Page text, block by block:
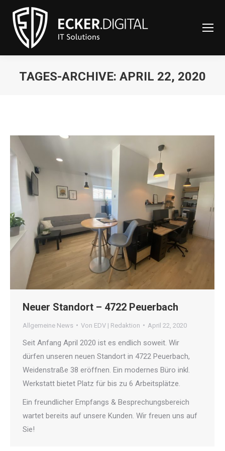
content
TAGES-ARCHIVE: APRIL 22, 2020
Neuer Standort – 4722 Peuerbach
Allgemeine News Von EDV | Redaktion April 22, 2020
Seit Anfang April 2020 ist es endlich soweit. Wir
dürfen unseren neuen Standort in 4722 Peuerbach,
Weidenstraße 38 eröffnen. Ein modernes Büro inkl.
Werkstatt bietet Platz für bis zu 6 Arbeitsplätze.
Ein freundlicher Empfangs & Besprechungsbereich
wartet bereits auf unsere Kunden. Wir freuen uns auf
Sie!